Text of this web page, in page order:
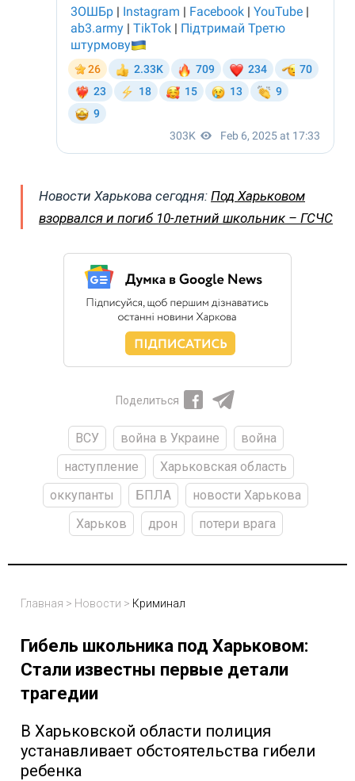
Новости Харькова сегодня: Под Харьковом
взорвался и погиб 10-летний школьник – ГСЧС
Поделиться
ВСУ война в Украине
война
наступление
Харьковская область
оккупанты
БПЛА
новости Харькова
Харьков
дрон потери врага
Главная > Новости > Криминал
Гибель школьника под Харьковом:
Стали известны первые детали
трагедии
В Харьковской области полиция
устанавливает обстоятельства гибели
ребенка